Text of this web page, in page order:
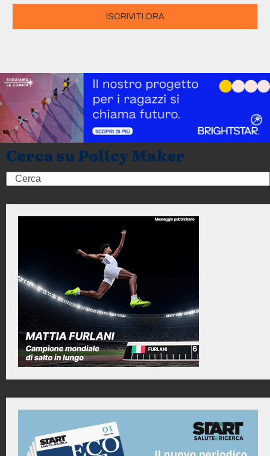
ISCRIVITI ORA
Cerca su Policy Maker
Search